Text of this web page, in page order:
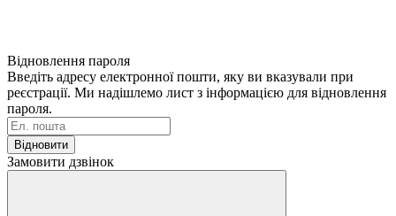
Відновлення пароля
Введіть адресу електронної пошти, яку ви вказували при
реєстрації. Ми надішлемо лист з інформацією для відновлення
пароля.
Відновити
Замовити дзвінок